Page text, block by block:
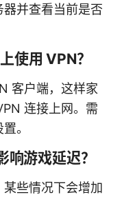
并查看当前是否
使用 VPN？
客户端，这样家
连接上网。需
。
游戏延迟？
些情况下会增加